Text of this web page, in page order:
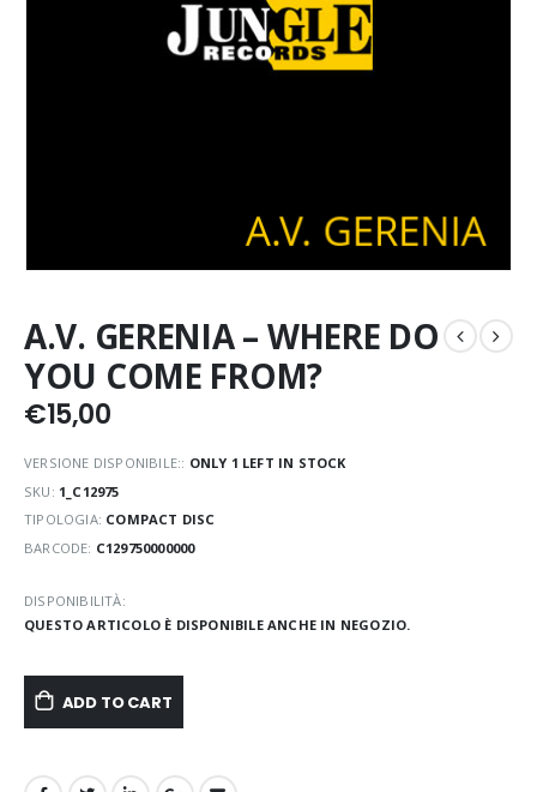
A.V. GERENIA – WHERE DO
YOU COME FROM?
€15,00
VERSIONE DISPONIBILE:: ONLY 1 LEFT IN STOCK
SKU: 1_C12975
TIPOLOGIA: COMPACT DISC
BARCODE: C129750000000
DISPONIBILITÀ:
QUESTO ARTICOLO È DISPONIBILE ANCHE IN NEGOZIO.
ADD TO CART